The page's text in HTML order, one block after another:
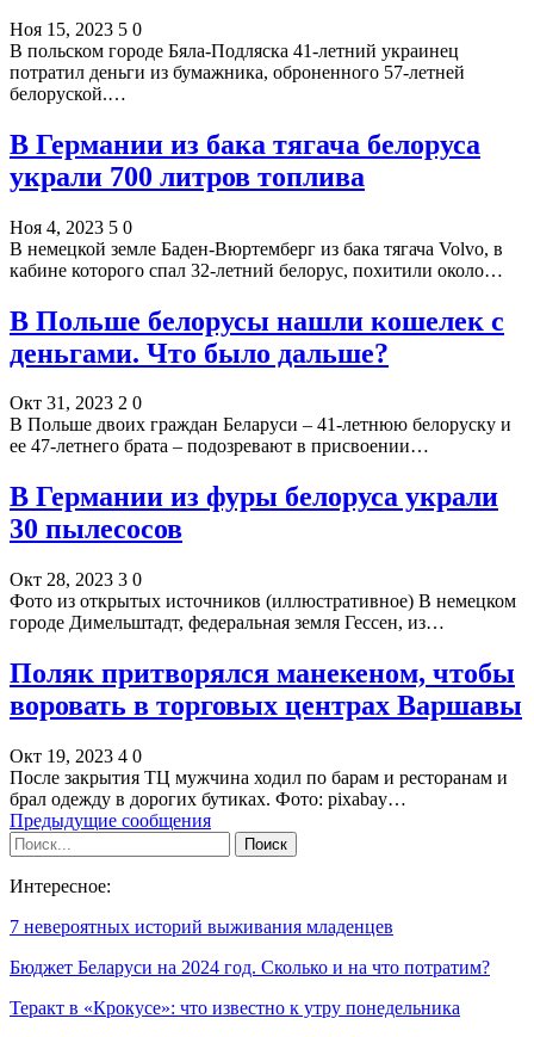
Ноя 15, 2023 5 0
В польском городе Бяла-Подляска 41-летний украинец
потратил деньги из бумажника, оброненного 57-летней
белоруской.…
В Германии из бака тягача белоруса
украли 700 литров топлива
Ноя 4, 2023 5 0
В немецкой земле Баден-Вюртемберг из бака тягача Volvo, в
кабине которого спал 32-летний белорус, похитили около…
В Польше белорусы нашли кошелек с
деньгами. Что было дальше?
Окт 31, 2023 2 0
В Польше двоих граждан Беларуси – 41-летнюю белоруску и
ее 47-летнего брата – подозревают в присвоении…
В Германии из фуры белоруса украли
30 пылесосов
Окт 28, 2023 3 0
Фото из открытых источников (иллюстративное) В немецком
городе Димельштадт, федеральная земля Гессен, из…
Поляк притворялся манекеном, чтобы
воровать в торговых центрах Варшавы
Окт 19, 2023 4 0
После закрытия ТЦ мужчина ходил по барам и ресторанам и
брал одежду в дорогих бутиках. Фото: pixabay…
Предыдущие сообщения
Интересное:
7 невероятных историй выживания младенцев
Бюджет Беларуси на 2024 год. Сколько и на что потратим?
Теракт в «Крокусе»: что известно к утру понедельника